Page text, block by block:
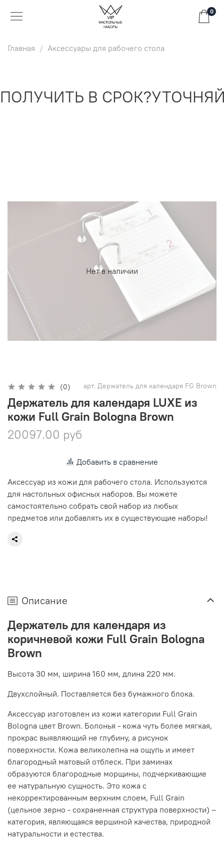
0
Главная Аксессуары для рабочего стола
В СРОК?
Нет в наличии
(0) арт. Держатель для календаря FG Brown
Держатель для календаря LUXE из
кожи Full Grain Bologna Brown
20097.00 руб
Добавить в сравнение
Аксессуар из кожи для рабочего стола. Используются
для настольных офисных наборов. Вы можете
самостоятельно собрать свой набор из любых
предметов или добавлять их в существующие наборы!
Описание
Держатель для календаря из
коричневой кожи Full Grain Bologna
Brown
Высота 30 мм, ширина 160 мм, длина 220 мм.
Двухслойный. Поставляется без бумажного блока.
Аксессуар изготовлен из кожи категории Full Grain
Bologna цвет Brown. Болонья - кожа чуть более мягкая,
прокрас выявляющий не глубину, а рисунок
поверхности. Кожа великолепна на ощупь и имеет
благородный матовый отблеск. При заминах
образуются благородные морщины, подчеркивающие
ее натуральную сущность. Это кожа с
некорректированным верхним слоем, Full Grain
(цельное зерно - сохраненная структура поверхности) –
категория, являющаяся вершиной качества, природной
натуральности и естества.